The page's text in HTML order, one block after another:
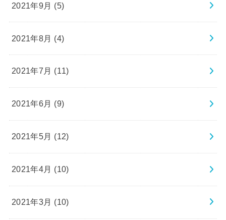
2021年9月 (5)
2021年8月 (4)
2021年7月 (11)
2021年6月 (9)
2021年5月 (12)
2021年4月 (10)
2021年3月 (10)